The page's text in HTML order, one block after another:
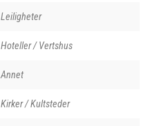
Leiligheter
Hoteller / Vertshus
Annet
Kirker / Kultsteder